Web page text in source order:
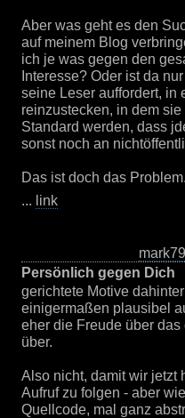
Aber was geht es den
auf meinem Blog
ich je was gegen den
Interesse? Oder ist da
seine Leser auffordert, in
reinzustecken, in dem
Standard werden, dass
sonst noch an
Das ist doch das
... link
Persönlich gegen Dich
gerichtete Motive
einigermaßen plausibel
eher die Freude über
über.
Also nicht, damit wir jetzt
Aufruf zu folgen - aber
Quellcode, mal ganz